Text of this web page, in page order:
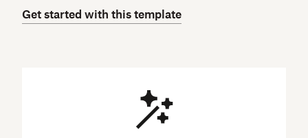
Get started with this template